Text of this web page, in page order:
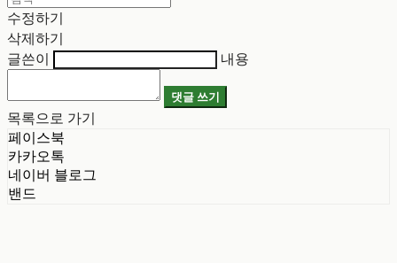
수정하기
삭제하기
글쓴이
내용
댓글 쓰기
목록으로 가기
페이스북
카카오톡
네이버 블로그
밴드